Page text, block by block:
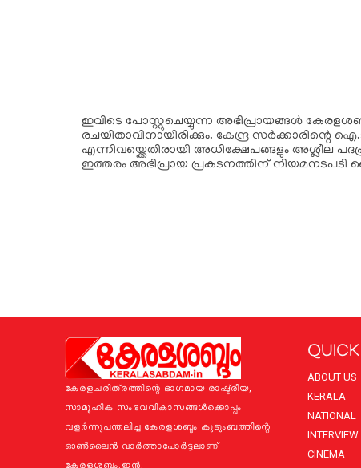
ഇവിടെ പോസ്റ്റുചെയ്യുന്ന അഭിപ്രായങ്ങള്‍
രചയിതാവിനായിരിക്കും. കേന്ദ്ര സർക്കാരിന്റെ
എന്നിവയ്ക്കെതിരായി അധിക്ഷേപങ്ങളും അശ്ലീല
ഇത്തരം അഭിപ്രായ പ്രകടനത്തിന്
കേരളചരിത്രത്തിന്റെ ഭാഗമായ രാഷ്ട്രീയ,
സാമൂഹിക സംഭവവികാസങ്ങള്‍ക്കൊപ്പം
വളര്‍ന്നുപന്തലിച്ച കേരളശബ്ദം കുടുംബത്തിന്റെ
ഓണ്‍ലൈന്‍ വാര്‍ത്താപോര്‍ട്ടലാണ്
കേരളശബ്ദം.ഇന്‍.
ABOUT US
KERALA
NATIONAL
INTERVIEW
CINEMA